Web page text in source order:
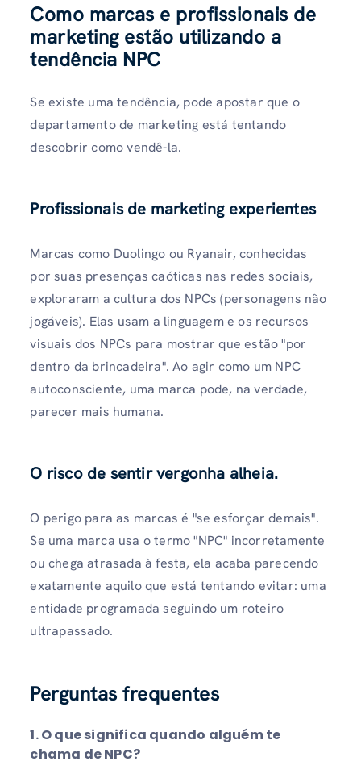
Como marcas e profissionais de
marketing estão utilizando a
tendência NPC
Se existe uma tendência, pode apostar que o
departamento de marketing está tentando
descobrir como vendê-la.
Profissionais de marketing experientes
Marcas como Duolingo ou Ryanair, conhecidas
por suas presenças caóticas nas redes sociais,
exploraram a cultura dos NPCs (personagens não
jogáveis). Elas usam a linguagem e os recursos
visuais dos NPCs para mostrar que estão "por
dentro da brincadeira". Ao agir como um NPC
autoconsciente, uma marca pode, na verdade,
parecer mais humana.
O risco de sentir vergonha alheia.
O perigo para as marcas é "se esforçar demais".
Se uma marca usa o termo "NPC" incorretamente
ou chega atrasada à festa, ela acaba parecendo
exatamente aquilo que está tentando evitar: uma
entidade programada seguindo um roteiro
ultrapassado.
Perguntas frequentes
1.O que significa quando alguém te
chama de NPC?